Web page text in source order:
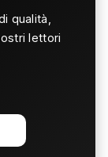
qualità,
lettori